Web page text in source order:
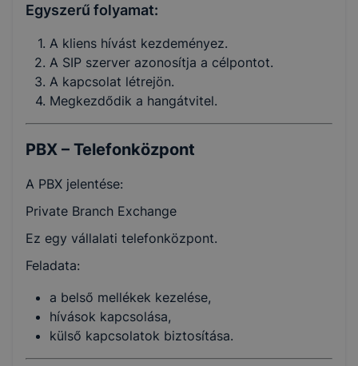
Egyszerű folyamat:
A kliens hívást kezdeményez.
A SIP szerver azonosítja a célpontot.
A kapcsolat létrejön.
Megkezdődik a hangátvitel.
PBX – Telefonközpont
A PBX jelentése:
Private Branch Exchange
Ez egy vállalati telefonközpont.
Feladata:
a belső mellékek kezelése,
hívások kapcsolása,
külső kapcsolatok biztosítása.